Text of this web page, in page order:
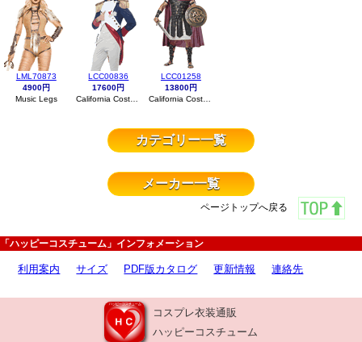
LML70873
4900円
Music Legs
LCC00836
17600円
California Costumes
LCC01258
13800円
California Costumes
カテゴリー一覧
メーカー一覧
ページトップへ戻る
「ハッピーコスチューム」インフォメーション
利用案内 サイズ PDF版カタログ 更新情報 連絡先
コスプレ衣装通販
ハッピーコスチューム